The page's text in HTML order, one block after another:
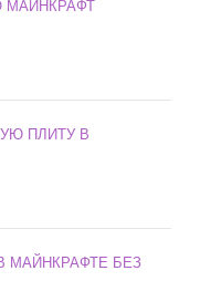
ПЛИТУ В
МАЙНКРАФТЕ БЕЗ